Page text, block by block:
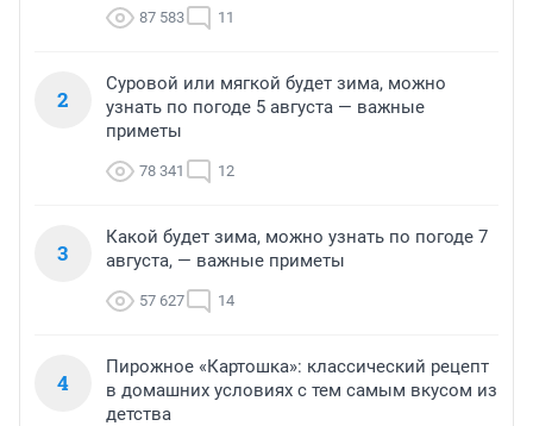
87 583 11
2
Суровой или мягкой будет зима, можно
узнать по погоде 5 августа — важные
приметы
78 341 12
3
Какой будет зима, можно узнать по погоде 7
августа, — важные приметы
57 627 14
4
Пирожное «Картошка»: классический рецепт
в домашних условиях с тем самым вкусом из
детства